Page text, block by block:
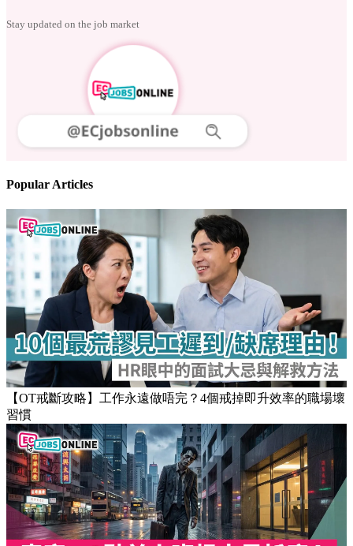
Stay updated on the job market
Popular Articles
【OT戒斷攻略】工作永遠做唔完？4個戒掉即升效率的職場壞
習慣